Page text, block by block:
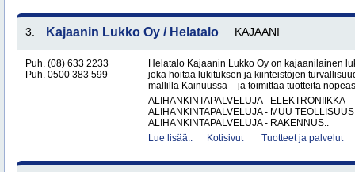
3. Kajaanin Lukko Oy / Helatalo KAJAANI
Puh. (08) 633 2233
Puh. 0500 383 599
Helatalo Kajaanin Lukko Oy on kajaanilainen
joka hoitaa lukituksen ja kiinteistöjen
mallilla Kainuussa – ja toimittaa tuotteita
ALIHANKINTAPALVELUJA - ELEKTRONIIKKA
ALIHANKINTAPALVELUJA - MUU TEOLLISUUS
ALIHANKINTAPALVELUJA - RAKENNUS..
Lue lisää..
Kotisivut Tuotteet ja palvelut